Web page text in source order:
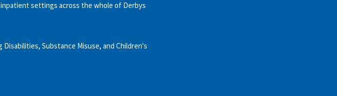
settings across the whole of Derbys
Disabilities, Substance Misuse, and Children's